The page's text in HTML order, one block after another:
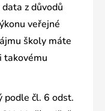
z důvodů
veřejné
školy máte
takovému
podle čl. 6 odst.